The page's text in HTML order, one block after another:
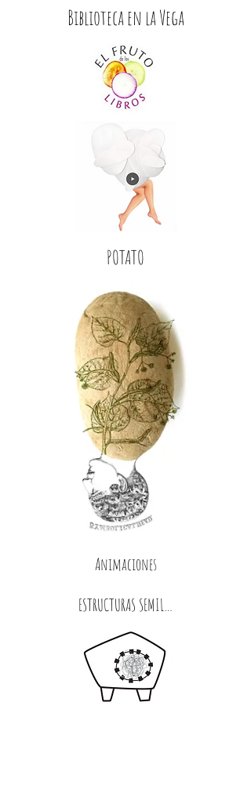
Biblioteca en la Vega
POTATO
Animaciones